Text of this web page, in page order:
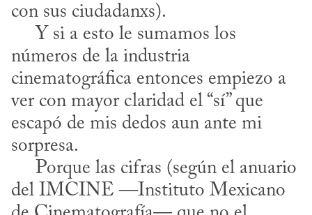
con sus ciudadanxs).
números de la industria
cinematográfica entonces empiezo a
ver con mayor claridad el “sí” que
escapó de mis dedos aun ante mi
sorpresa.
del IMCINE —Instituto Mexicano